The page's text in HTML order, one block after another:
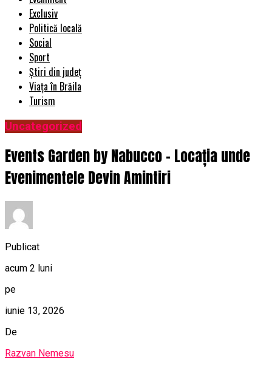
Exclusiv
Politică locală
Social
Sport
Știri din județ
Viața în Brăila
Turism
Uncategorized
Events Garden by Nabucco – Locația unde
Evenimentele Devin Amintiri
Publicat
acum 2 luni
pe
iunie 13, 2026
De
Razvan Nemesu